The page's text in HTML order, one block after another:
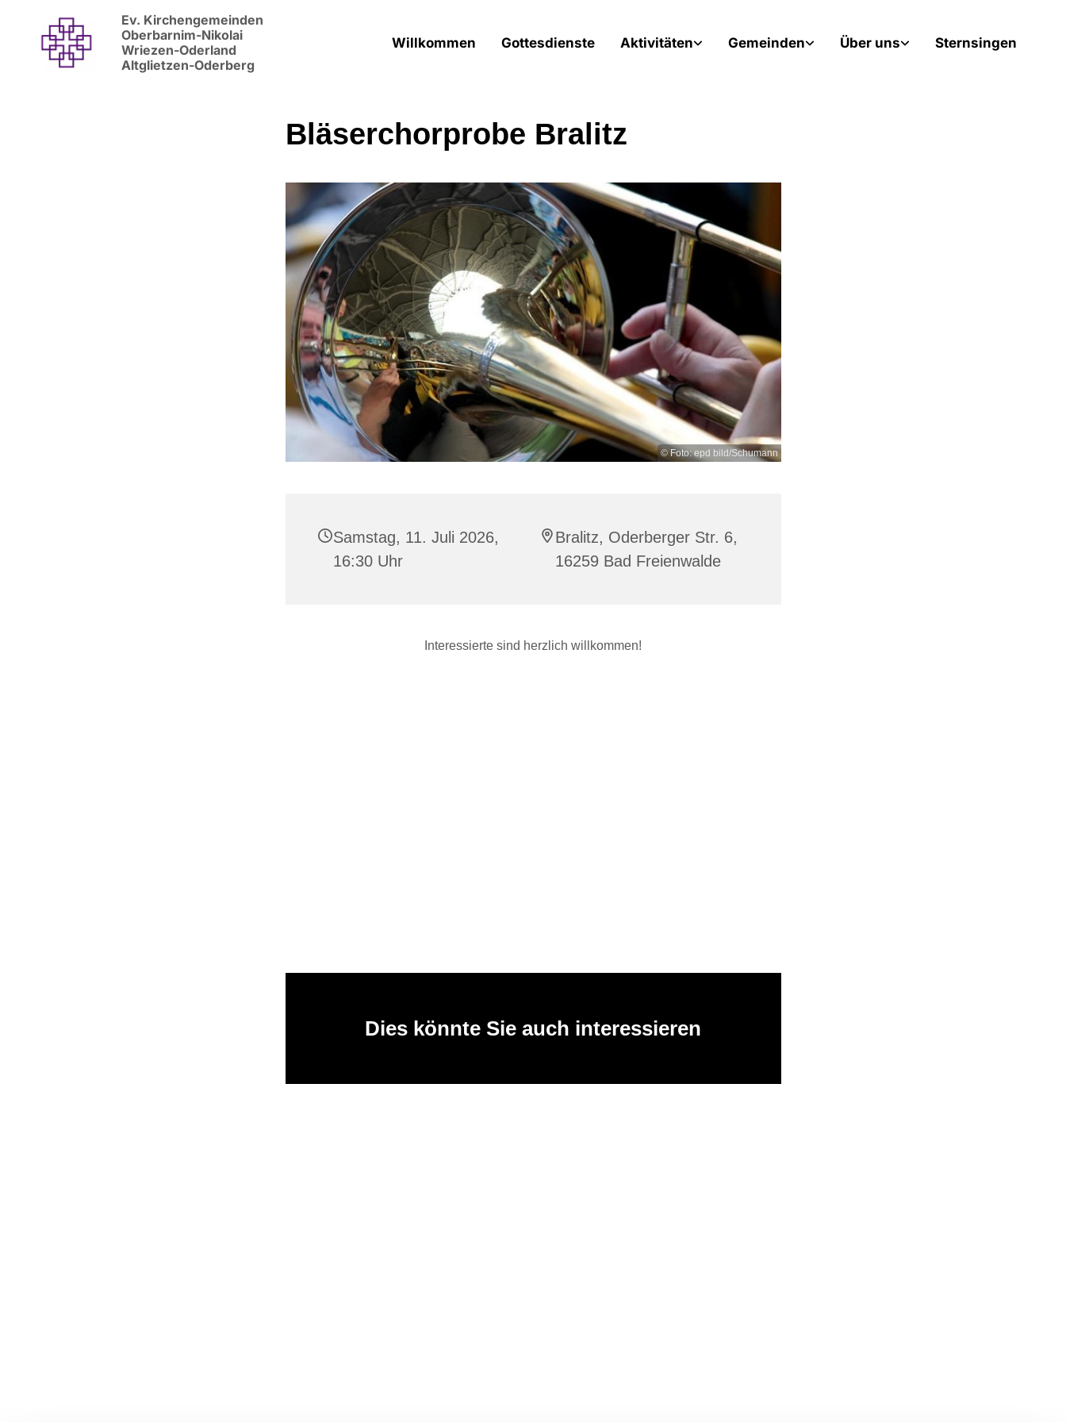
Ev. Kirchengemeinden
Oberbarnim-Nikolai
Wriezen-Oderland
Altglietzen-Oderberg
Willkommen Gottesdienste Aktivitäten Gemeinden Über uns Sternsingen
Bläserchorprobe Bralitz
© Foto: epd bild/Schumann
Samstag, 11. Juli 2026,
16:30 Uhr
Bralitz, Oderberger Str. 6,
16259 Bad Freienwalde
Interessierte sind herzlich willkommen!
Dies könnte Sie auch interessieren